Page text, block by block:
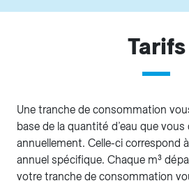
Tarifs
Une tranche de consommation
base de la quantité d’eau que
annuellement. Celle-ci correspond
annuel spécifique. Chaque m³
votre tranche de consommation